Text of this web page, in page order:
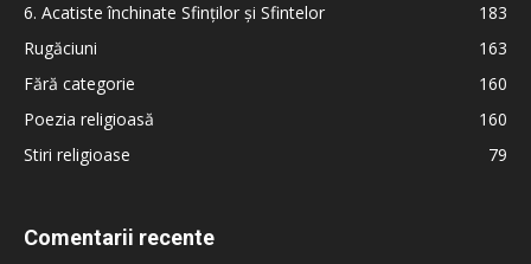
6. Acatiste închinate Sfinților și Sfintelor
183
Rugăciuni
163
Fără categorie
160
Poezia religioasă
160
Stiri religioase
79
Comentarii recente